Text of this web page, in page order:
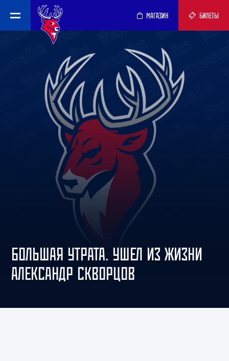
МАГАЗИН БИЛЕТЫ
БОЛЬШАЯ УТРАТА. УШЕЛ ИЗ ЖИЗНИ
АЛЕКСАНДР СКВОРЦОВ